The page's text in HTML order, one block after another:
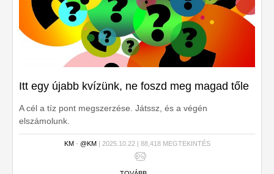
Itt egy újabb kvízünk, ne foszd meg magad tőle
A cél a tíz pont megszerzése. Játssz, és a végén
elszámolunk.
KM- @KM| 2025.10.22 | 88,418 MEGTEKINTÉS